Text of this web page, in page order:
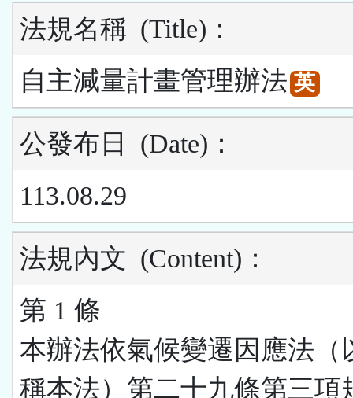
法規名稱 (Title) ：
自主減量計畫管理辦法 英
公發布日 (Date) ：
113.08.29
法規內文 (Content) ：
第 1 條
本辦法依氣候變遷因應法（
稱本法）第二十九條第三項